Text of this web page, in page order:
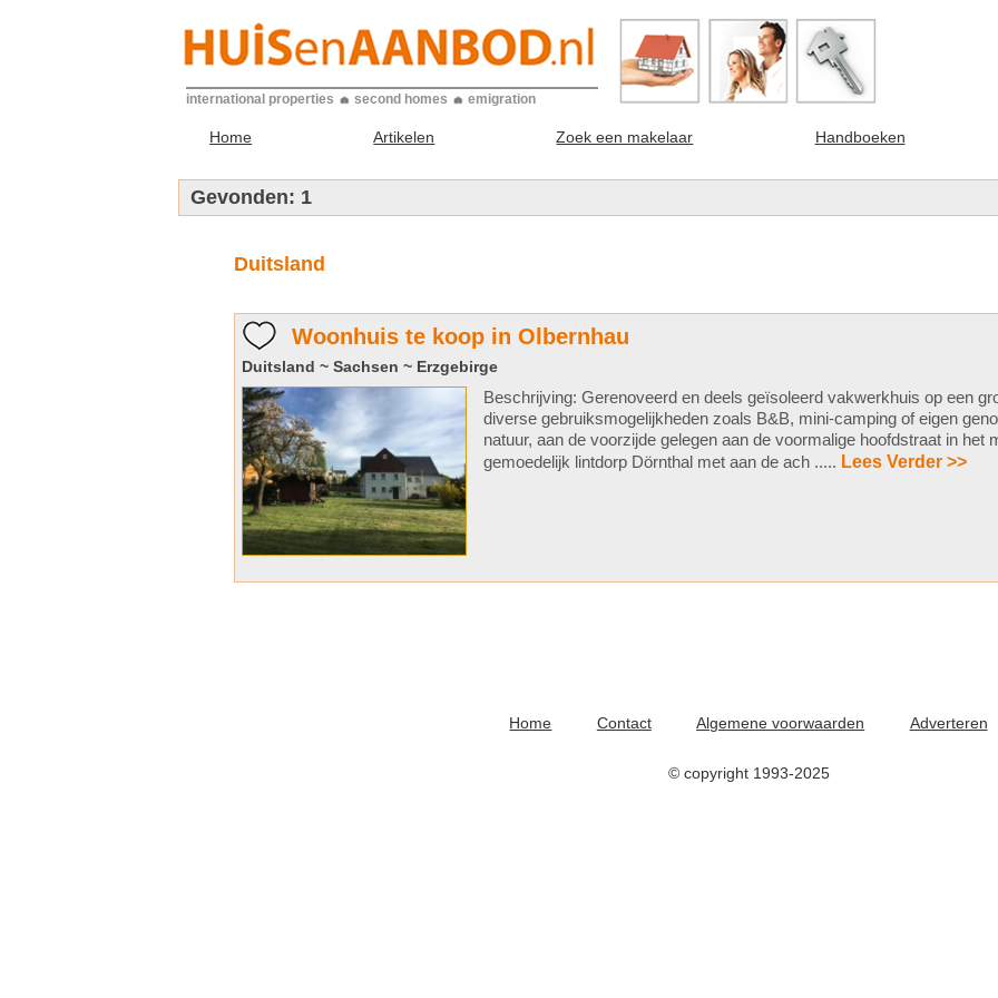
international properties second homes emigration
Home Artikelen Zoek een makelaar Handboeken
Gevonden: 1
Duitsland
Woonhuis te koop in Olbernhau
Duitsland ~ Sachsen ~ Erzgebirge
Beschrijving: Gerenoveerd en deels geïsoleerd vakwerkhuis op een
diverse gebruiksmogelijkheden zoals B&B, mini-camping of eigen
natuur, aan de voorzijde gelegen aan de voormalige hoofdstraat in het
gemoedelijk lintdorp Dörnthal met aan de ach ..... Lees Verder >>
Home Contact Algemene voorwaarden Adverteren
© copyright 1993-2025